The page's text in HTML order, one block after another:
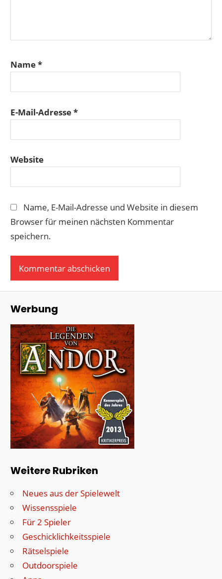
Name*
E-Mail-Adresse*
Website
Name, E-Mail-Adresse und Website in diesem
Browser für meinen nächsten Kommentar
speichern.
Werbung
Weitere Rubriken
Neues aus der Spielewelt
Wissensspiele
Für 2 Spieler
Geschicklichkeitsspiele
Rätselspiele
Outdoorspiele